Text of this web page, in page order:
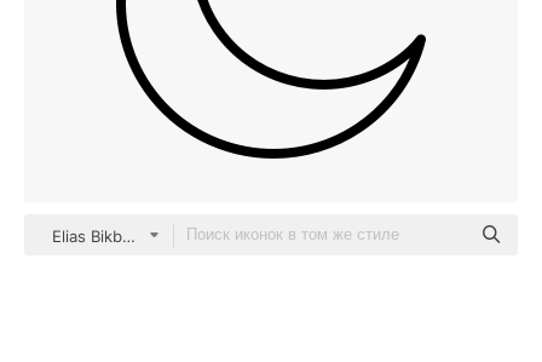
Elias Bikbulatov Lineal